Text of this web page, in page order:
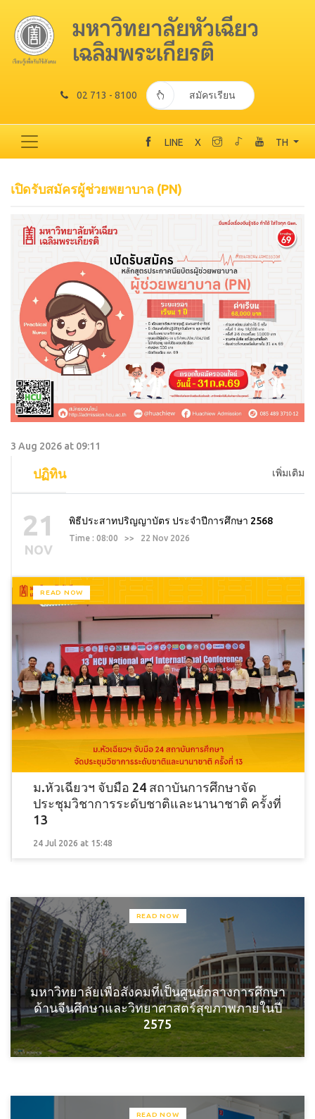
02 713 - 8100 สมัครเรียน
LINE X TH
เปิดรับสมัครผู้ช่วยพยาบาล (PN)
3 Aug 2026 at 09:11
ปฏิทิน เพิ่มเติม
21
NOV
พิธีประสาทปริญญาบัตร ประจำปีการศึกษา 2568
Time : 08:00 >> 22 Nov 2026
READ NOW
ม.หัวเฉียวฯ จับมือ 24 สถาบันการศึกษาจัด
ประชุมวิชาการระดับชาติและนานาชาติ ครั้งที่
13
24 Jul 2026 at 15:48
READ NOW
มหาวิทยาลัยเพื่อสังคมที่เป็นศูนย์กลางการศึกษา
ด้านจีนศึกษาและวิทยาศาสตร์สุขภาพภายในปี
2575
READ NOW